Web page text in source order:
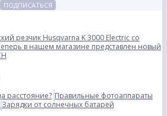
ПОДПИСАТЬСЯ
резчик Husqvarna K 3000 Electric со
в нашем магазине представлен новый
расстояние? Правильные фотоаппараты
Зарядки от солнечных батарей